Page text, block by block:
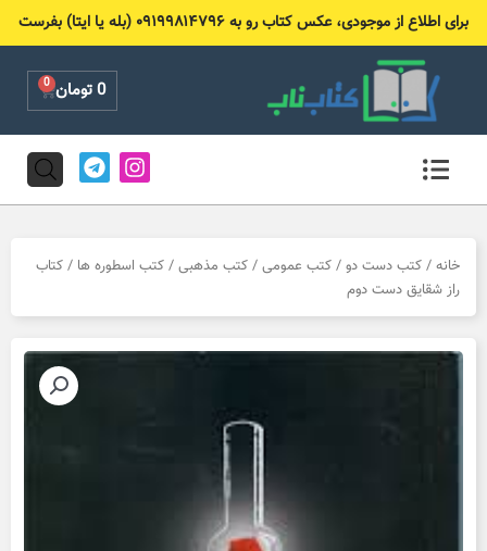
برای اطلاع از موجودی، عکس کتاب رو به ۰۹۱۹۹۸۱۴۷۹۶ (بله یا ایتا) بفرست
0تومان 0
Cart
I
n
s
g
a
T
e
l
r
m
خانه / کتب دست دو / کتب عمومی / کتب مذهبی / کتب اسطوره ها / کتاب
راز شقایق دست دوم